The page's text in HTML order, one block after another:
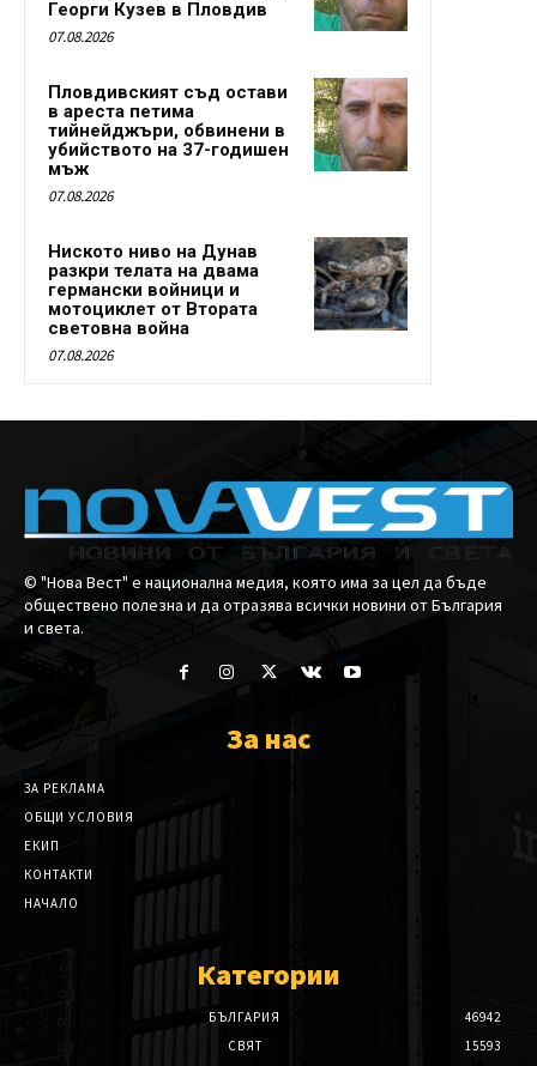
Георги Кузев в Пловдив
07.08.2026
Пловдивският съд остави
в ареста петима
тийнейджъри, обвинени в
убийството на 37-годишен
мъж
07.08.2026
Ниското ниво на Дунав
разкри телата на двама
германски войници и
мотоциклет от Втората
световна война
07.08.2026
© "Нова Вест" е национална медия, която има за цел да бъде
обществено полезна и да отразява всички новини от България
и света.
За нас
ЗА РЕКЛАМА
ОБЩИ УСЛОВИЯ
ЕКИП
КОНТАКТИ
НАЧАЛО
Категории
БЪЛГАРИЯ
46942
СВЯТ
15593